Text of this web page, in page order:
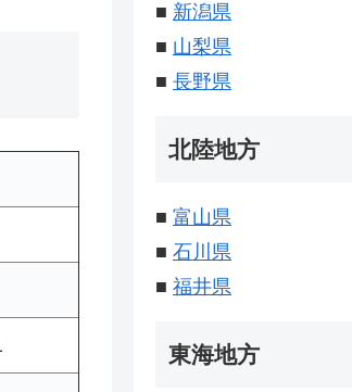
■ 新潟県
■ 山梨県
■ 長野県
北陸地方
■ 富山県
■ 石川県
■ 福井県
東海地方